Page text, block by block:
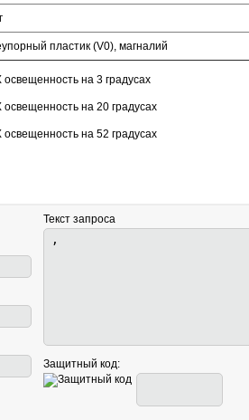
пластик (V0), магналий
Текст запроса
Защитный код: